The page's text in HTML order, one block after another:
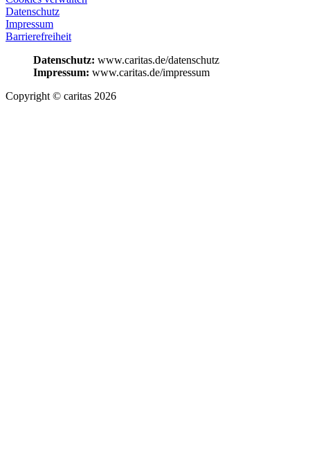
Datenschutz
Impressum
Barrierefreiheit
Datenschutz: www.caritas.de/datenschutz
Impressum: www.caritas.de/impressum
Copyright © caritas 2026